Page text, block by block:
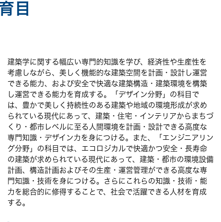
目
建築学に関する幅広い専門的知識を学び、経済性や生産性を
考慮しながら、美しく機能的な建築空間を計画・設計し運営
できる能力、および安全で快適な建築構造・建築環境を構築
し運営できる能力を育成する。「デザイン分野」の科目で
は、豊かで美しく持続性のある建築や地域の環境形成が求め
られている現代にあって、建築・住宅・インテリアからまちづ
くり・都市レベルに至る人間環境を計画・設計できる高度な
専門知識・デザイン力を身につける。また、「エンジニアリン
グ分野」の科目では、エコロジカルで快適かつ安全・長寿命
の建築が求められている現代にあって、建築・都市の環境設備
計画、構造計画およびその生産・運営管理ができる高度な専
門知識・技術を身につける。さらにこれらの知識・技術・能
力を総合的に修得することで、社会で活躍できる人材を育成
する。